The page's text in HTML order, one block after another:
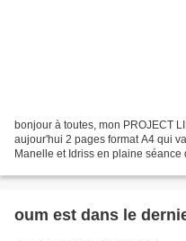
bonjour à toutes, mon PROJECT
aujour'hui 2 pages format A4 qui
Manelle et Idriss en plaine
oum est dans le